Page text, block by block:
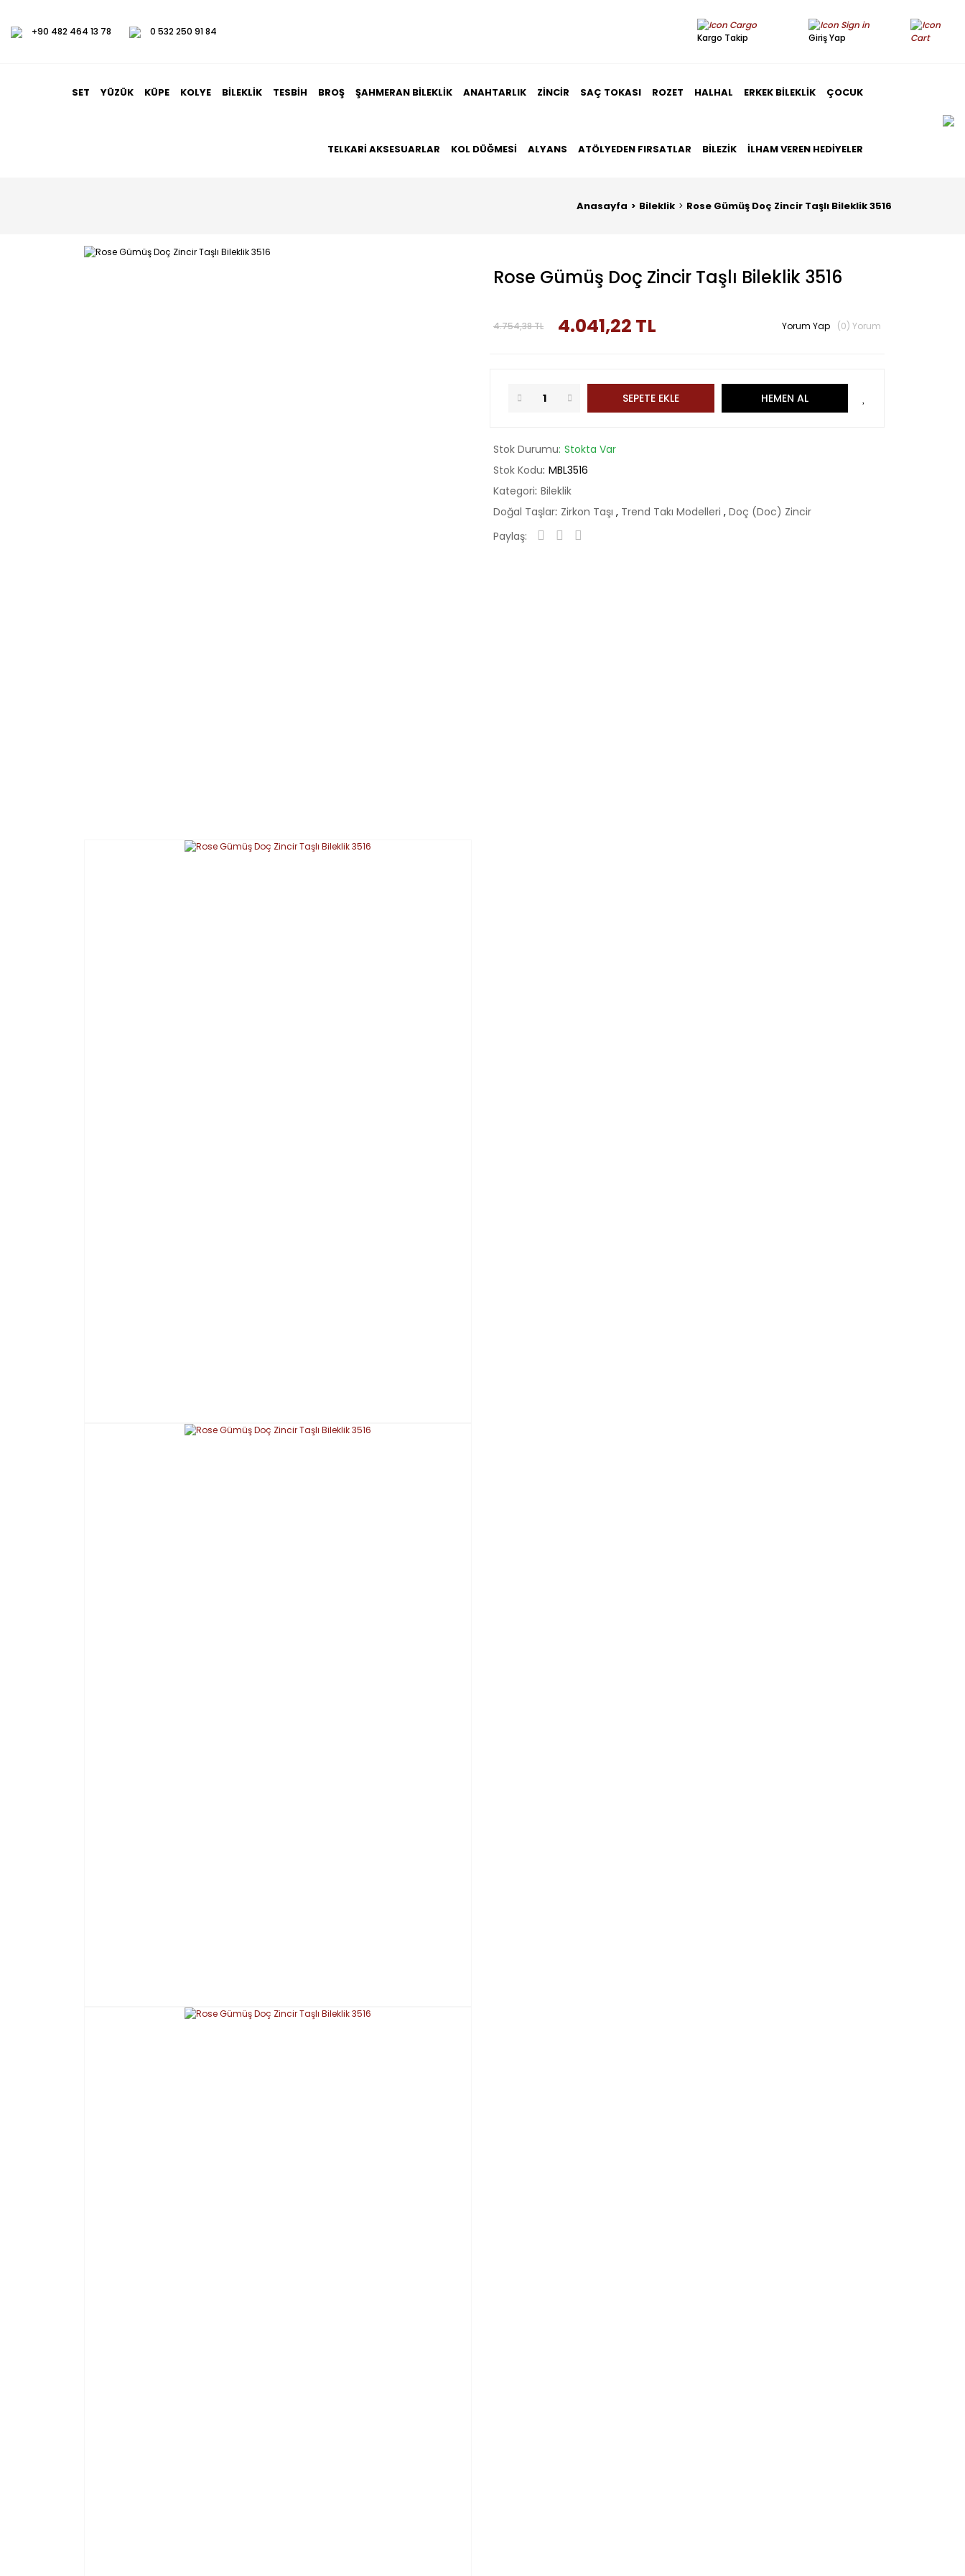
+90 482 464 13 78 0 532 250 91 84
Kargo Takip Giriş Yap
SET YÜZÜK KÜPE KOLYE BILEKLIK TESBIH BROŞ ŞAHMERAN BILEKLIK ANAHTARLIK ZINCIR SAÇ TOKASI ROZET HALHAL ERKEK BILEKLIK ÇOCUK
TELKARI AKSESUARLAR KOL DÜĞMESI ALYANS ATÖLYEDEN FIRSATLAR BILEZIK İLHAM VEREN HEDIYELER
Anasayfa Bileklik Rose Gümüş Doç Zincir Taşlı Bileklik 3516
Rose Gümüş Doç Zincir Taşlı Bileklik 3516
4.754,38 TL 4.041,22 TL Yorum Yap (0) Yorum
SEPETE EKLE HEMEN AL
Stok Durumu Stokta Var
Stok Kodu MBL3516
Kategori Bileklik
Doğal Taşlar Zirkon Taşı , Trend Takı Modelleri , Doç (Doc) Zincir
Paylaş: